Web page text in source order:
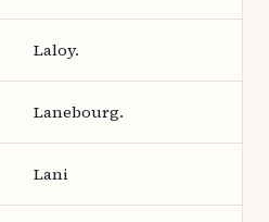
Laloy.
Lanebourg.
Lani